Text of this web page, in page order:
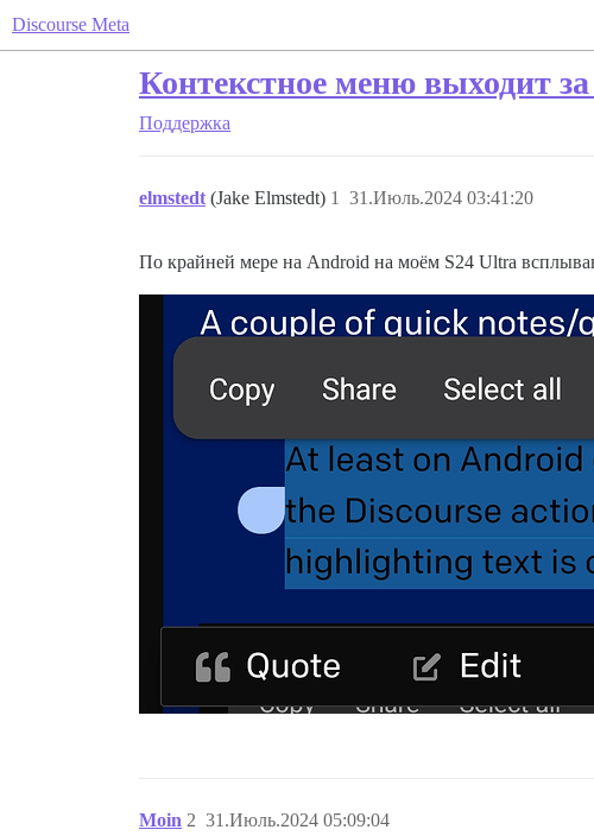
Discourse Meta
Контекстное меню выходит
Поддержка
elmstedt (Jake Elmstedt) 31.Июль.2024 03:41:20
1
По крайней мере на Android на моём S24 Ultra
Moin 31.Июль.2024 05:09:04
2